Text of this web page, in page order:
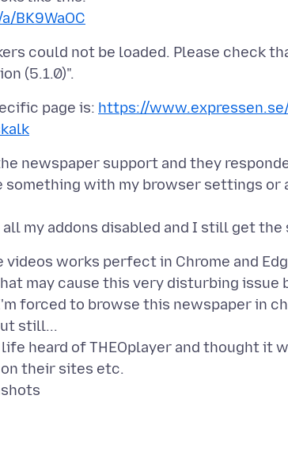
BK9WaOC
could not be loaded. Please check
page is: https://
newspaper support and they
something with my browser settings or
videos works perfect in Chrome and
may cause this very disturbing issue
forced to browse this newspaper in
still...
heard of THEOplayer and thought it